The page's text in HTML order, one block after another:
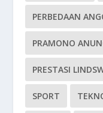
PERBEDAAN
PRAMONO
PRESTASI
SPORT